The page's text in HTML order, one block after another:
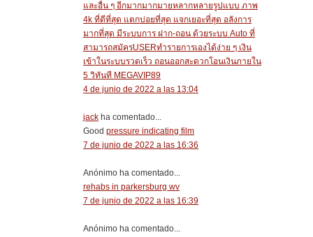
และอื่น ๆ อีกมากมากมายหลากหลายรูปแบบ ภาพ
4k ที่ดีที่สุด แตกบ่อยที่สุด แจกเยอะที่สุด อลังการ
มากที่สุด มีระบบการ ฝาก-ถอน ด้วยระบบ Auto ที่
สามารถสมัครUSERทำรายการเองได้ง่าย ๆ เงิน
เข้าในระบบรวดเร็ว ถอนออกสะดวกโอนเงินภายใน
5 วิทันที MEGAVIP89
4 de junio de 2022 a las 13:04
jack ha comentado...
Good pressure indicating film
7 de junio de 2022 a las 16:36
Anónimo ha comentado...
rehabs in parkersburg wv
7 de junio de 2022 a las 16:39
Anónimo ha comentado...